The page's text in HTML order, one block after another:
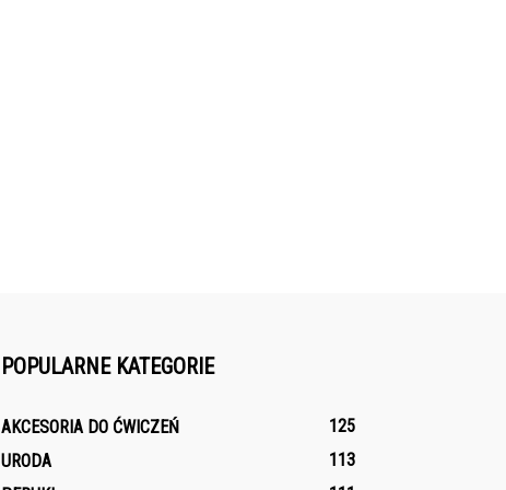
POPULARNE KATEGORIE
AKCESORIA DO ĆWICZEŃ
125
URODA
113